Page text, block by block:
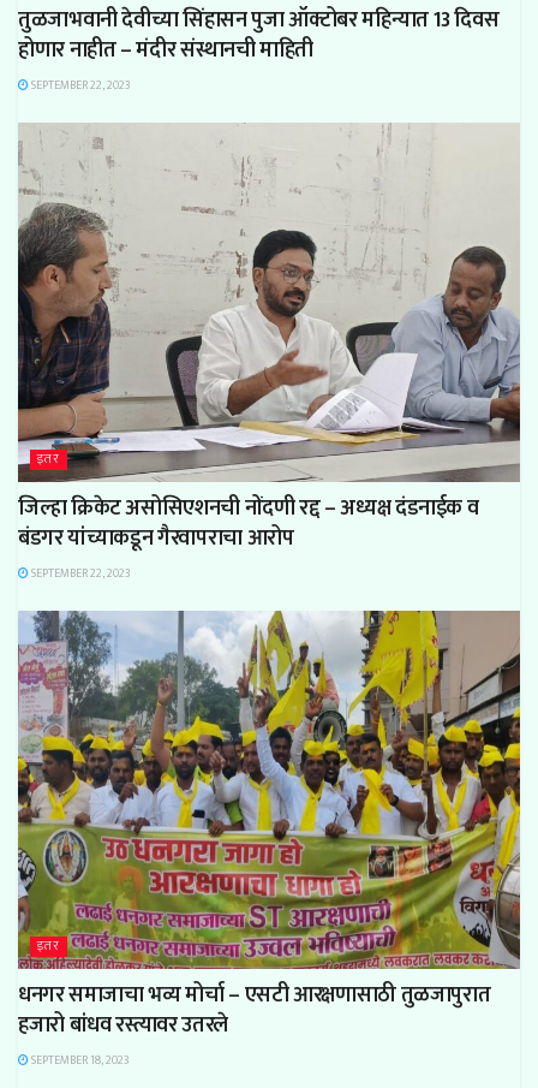
तुळजाभवानी देवीच्या सिंहासन पुजा ऑक्टोबर महिन्यात 13 दिवस
होणार नाहीत – मंदीर संस्थानची माहिती
SEPTEMBER 22, 2023
इतर
जिल्हा क्रिकेट असोसिएशनची नोंदणी रद्द – अध्यक्ष दंडनाईक व
बंडगर यांच्याकडून गैरवापराचा आरोप
SEPTEMBER 22, 2023
इतर
धनगर समाजाचा भव्य मोर्चा – एसटी आरक्षणासाठी तुळजापुरात
हजारो बांधव रस्त्यावर उतरले
SEPTEMBER 18, 2023